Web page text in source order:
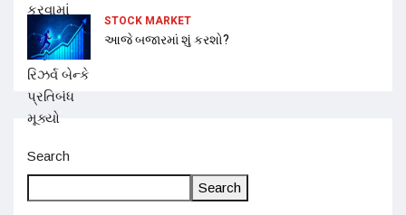
STOCK MARKET
આજે બજારમાં શું કરશો?
Search
Search